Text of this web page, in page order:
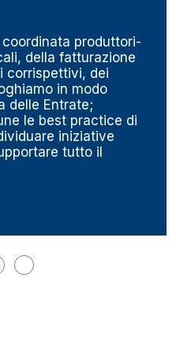
produttori-
della fatturazione
corrispettivi, dei
in modo
delle Entrate;
le best practice di
iniziative
tutto il